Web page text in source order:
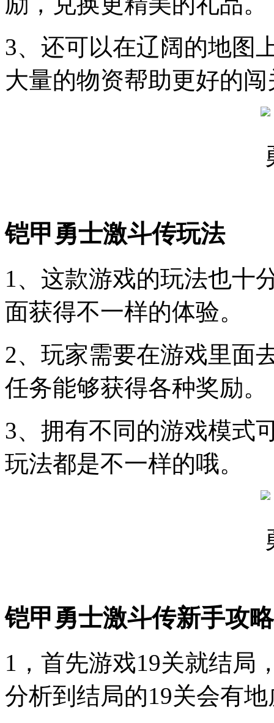
3、还可以在辽阔的地图
大量的物资帮助更好的闯
铠甲勇士激斗传玩法
1、这款游戏的玩法也十
面获得不一样的体验。
2、玩家需要在游戏里面
任务能够获得各种奖励。
3、拥有不同的游戏模式
玩法都是不一样的哦。
铠甲勇士激斗传新手攻略
1，首先游戏19关就结局
分析到结局的19关会有